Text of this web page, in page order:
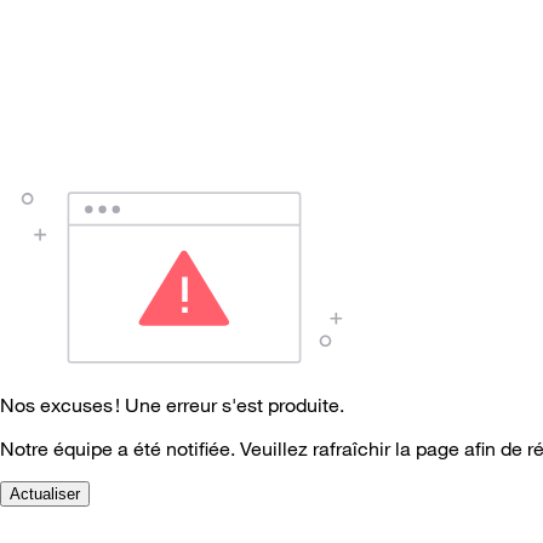
Nos excuses ! Une erreur s'est produite.
Notre équipe a été notifiée. Veuillez rafraîchir la page afin de
Actualiser